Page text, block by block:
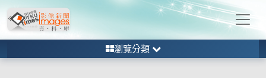
瀏覽分類